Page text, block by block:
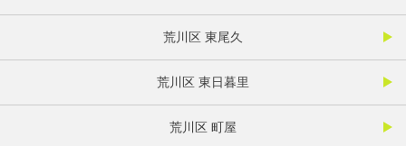
荒川区 東尾久
荒川区 東日暮里
荒川区 町屋